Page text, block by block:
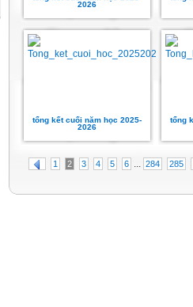
2026
tổng kết cuối năm học 2025-
2026
tổng
1 2 3 4 5 6 ... 284 285